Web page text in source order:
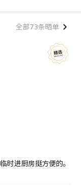
全部73条晒单
时进厨房挺方便的。